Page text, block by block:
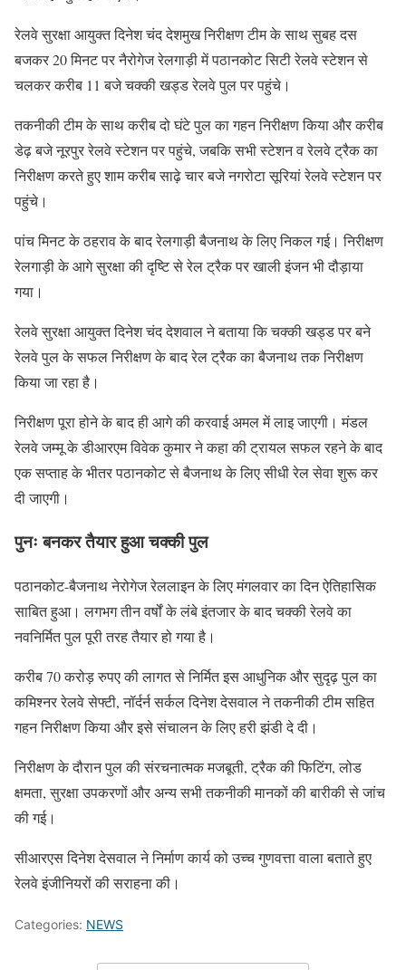
रेलवे सुरक्षा आयुक्त दिनेश चंद देशमुख निरीक्षण टीम के साथ सुबह दस
बजकर 20 मिनट पर नैरोगेज रेलगाड़ी में पठानकोट सिटी रेलवे स्टेशन से
चलकर करीब 11 बजे चक्की खड्ड रेलवे पुल पर पहुंचे।
तकनीकी टीम के साथ करीब दो घंटे पुल का गहन निरीक्षण किया और करीब
डेढ़ बजे नूरपुर रेलवे स्टेशन पर पहुंचे, जबकि सभी स्टेशन व रेलवे ट्रैक का
निरीक्षण करते हुए शाम करीब साढ़े चार बजे नगरोटा सूरियां रेलवे स्टेशन पर
पहुंचे।
पांच मिनट के ठहराव के बाद रेलगाड़ी बैजनाथ के लिए निकल गई। निरीक्षण
रेलगाड़ी के आगे सुरक्षा की दृष्टि से रेल ट्रैक पर खाली इंजन भी दौड़ाया
गया।
रेलवे सुरक्षा आयुक्त दिनेश चंद देशवाल ने बताया कि चक्की खड्ड पर बने
रेलवे पुल के सफल निरीक्षण के बाद रेल ट्रैक का बैजनाथ तक निरीक्षण
किया जा रहा है।
निरीक्षण पूरा होने के बाद ही आगे की करवाई अमल में लाइ जाएगी। मंडल
रेलवे जम्मू के डीआरएम विवेक कुमार ने कहा की ट्रायल सफल रहने के बाद
एक सप्ताह के भीतर पठानकोट से बैजनाथ के लिए सीधी रेल सेवा शुरू कर
दी जाएगी।
पुनः बनकर तैयार हुआ चक्की पुल
पठानकोट-बैजनाथ नेरोगेज रेललाइन के लिए मंगलवार का दिन ऐतिहासिक
साबित हुआ। लगभग तीन वर्षों के लंबे इंतजार के बाद चक्की रेलवे का
नवनिर्मित पुल पूरी तरह तैयार हो गया है।
करीब 70 करोड़ रुपए की लागत से निर्मित इस आधुनिक और सुदृढ़ पुल का
कमिश्नर रेलवे सेफ्टी, नॉर्दर्न सर्कल दिनेश देसवाल ने तकनीकी टीम सहित
गहन निरीक्षण किया और इसे संचालन के लिए हरी झंडी दे दी।
निरीक्षण के दौरान पुल की संरचनात्मक मजबूती, ट्रैक की फिटिंग, लोड
क्षमता, सुरक्षा उपकरणों और अन्य सभी तकनीकी मानकों की बारीकी से जांच
की गई।
सीआरएस दिनेश देसवाल ने निर्माण कार्य को उच्च गुणवत्ता वाला बताते हुए
रेलवे इंजीनियरों की सराहना की।
Categories: NEWS